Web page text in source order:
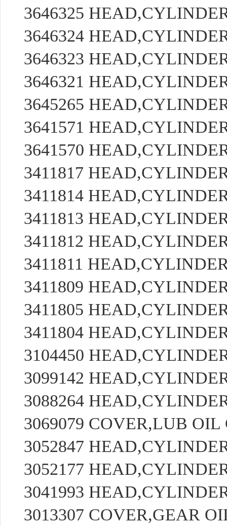
3646325
3646324
3646323
3646321
3645265
3641571
3641570
3411817
3411814
3411813
3411812
3411811
3411809
3411805
3411804
3104450
3099142
3088264
3069079 COVER,LUB
3052847
3052177
3041993
3013307 COVER,GEAR